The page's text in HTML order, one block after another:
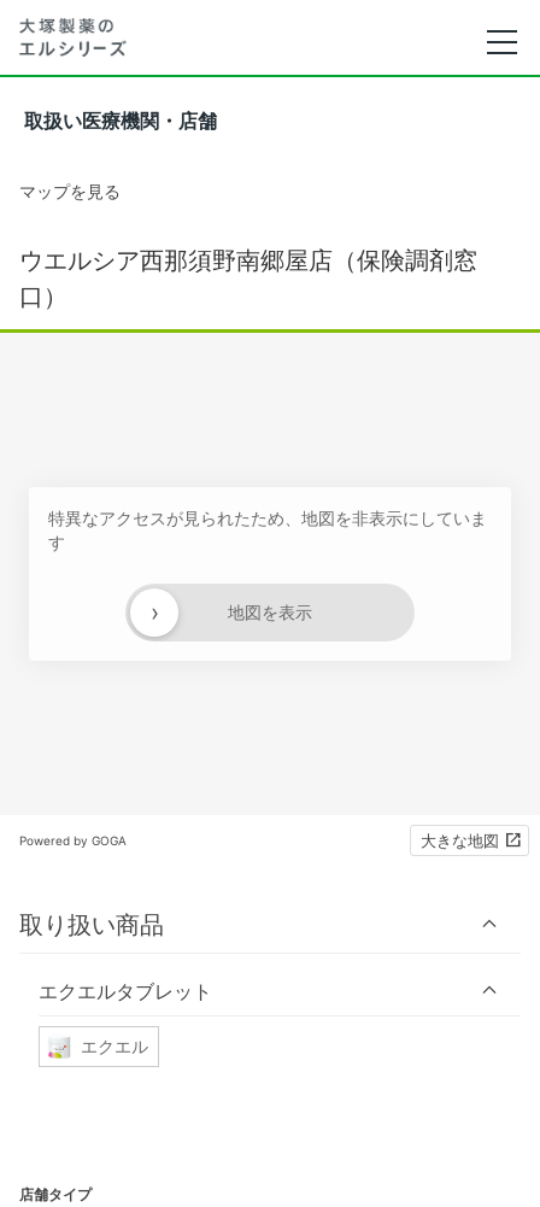
取扱い医療機関・店舗
マップを見る
ウエルシア西那須野南郷屋店（保険調剤窓
口）
特異なアクセスが見られたため、地図を非表示にしていま
す
地図を表示
›
Powered by GOGA 大きな地図
取り扱い商品
エクエルタブレット
エクエル
店舗タイプ